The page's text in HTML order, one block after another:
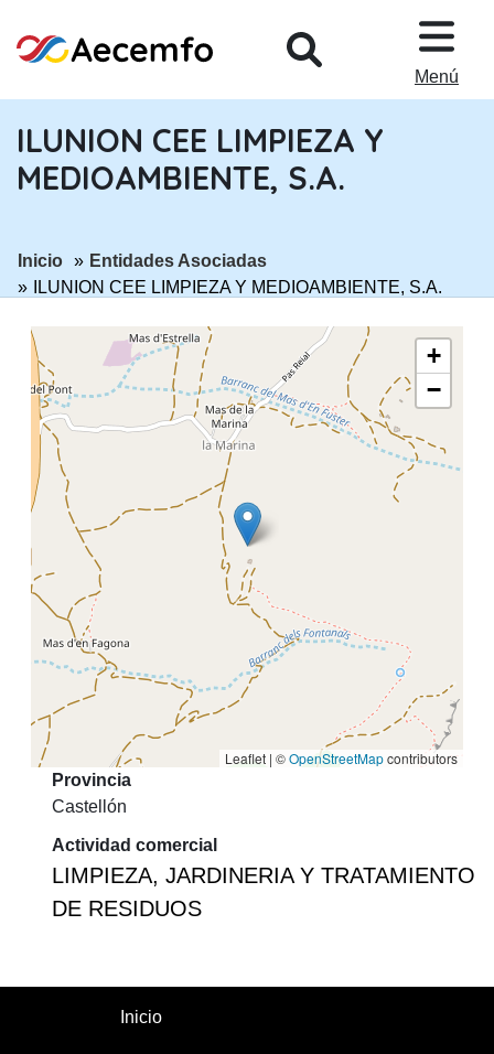
Menú
ILUNION CEE LIMPIEZA Y
MEDIOAMBIENTE, S.A.
ir a página:
Inicio ir a página:
Entidades Asociadas
ILUNION CEE LIMPIEZA Y MEDIOAMBIENTE, S.A.
+
−
Leaflet | ©OpenStreetMapcontributors
Provincia
Castellón
Actividad comercial
LIMPIEZA, JARDINERIA Y TRATAMIENTO
DE RESIDUOS
Inicio